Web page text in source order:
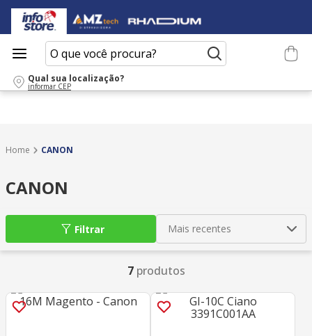
O que você procura?
Qual sua localização?
informar CEP
CANON
CANON
Mais recentes
Filtrar
7 produtos